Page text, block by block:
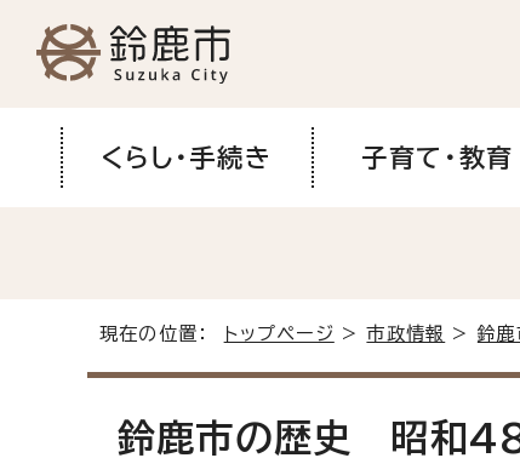
くらし・手続き 子育て・教育
現在の位置： トップページ >市政情報 > 鈴鹿
鈴鹿市の歴史 昭和